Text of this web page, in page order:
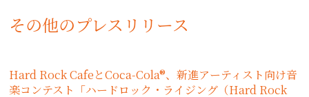
その他のプレスリリース
Hard Rock CafeとCoca-Cola®、新進アーティスト向け音
楽コンテスト「ハードロック・ライジング（Hard Rock